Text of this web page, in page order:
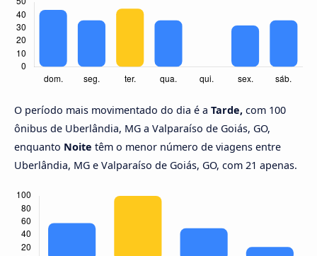
O período mais movimentado do dia é a Tarde, com 100
ônibus de Uberlândia, MG a Valparaíso de Goiás, GO,
enquanto Noite têm o menor número de viagens entre
Uberlândia, MG e Valparaíso de Goiás, GO, com 21 apenas.